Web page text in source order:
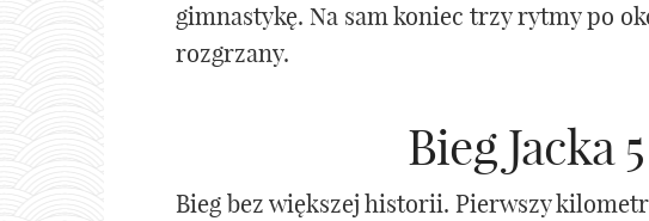
gimnastykę. Na sam koniec trzy rytmy po
rozgrzany.
Bieg Jacka
Bieg bez większej historii. Pierwszy